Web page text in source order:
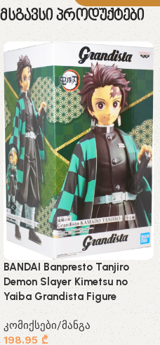
Მსგავსი Პროდუქტები
BANDAI Banpresto Tanjiro
Demon Slayer Kimetsu no
Yaiba Grandista Figure
კომიქსები/მანგა
198.95₾